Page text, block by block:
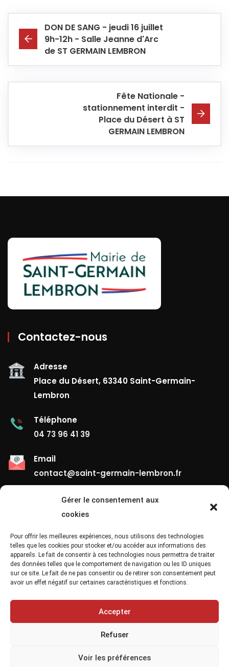
Gérer le consentement aux
cookies
Pour offrir les meilleures expériences, nous utilisons des technologies
telles que les cookies pour stocker et/ou accéder aux informations des
appareils. Le fait de consentir à ces technologies nous permettra de traiter
des données telles que le comportement de navigation ou les ID uniques
sur ce site. Le fait de ne pas consentir ou de retirer son consentement peut
avoir un effet négatif sur certaines caractéristiques et fonctions.
Accepter
Refuser
Voir les préférences
DON DE SANG - jeudi 16 juillet
9h-12h - Salle Jeanne d'Arc
de ST GERMAIN LEMBRON
Fête Nationale -
stationnement interdit -
Place du Désert à ST
GERMAIN LEMBRON
Contactez-nous
Adresse
Place du Désert, 63340 Saint-Germain-
Lembron
Téléphone
04 73 96 41 39
Email
contact@saint-germain-lembron.fr
Liens Utiles
Contact
Mentions Légales
Confidentialité
Site Map